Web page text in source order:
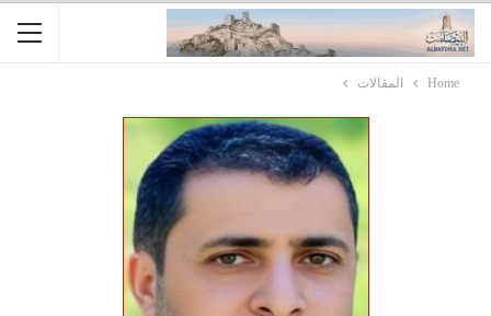
Home المقالات